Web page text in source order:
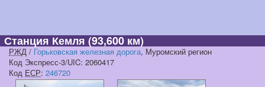
Станция Кемля(93,600 км)
РЖД / Горьковская железная дорога, Муромский регион
Код Экспресс-3/UIC: 2060417
Код ЕСР: 246720